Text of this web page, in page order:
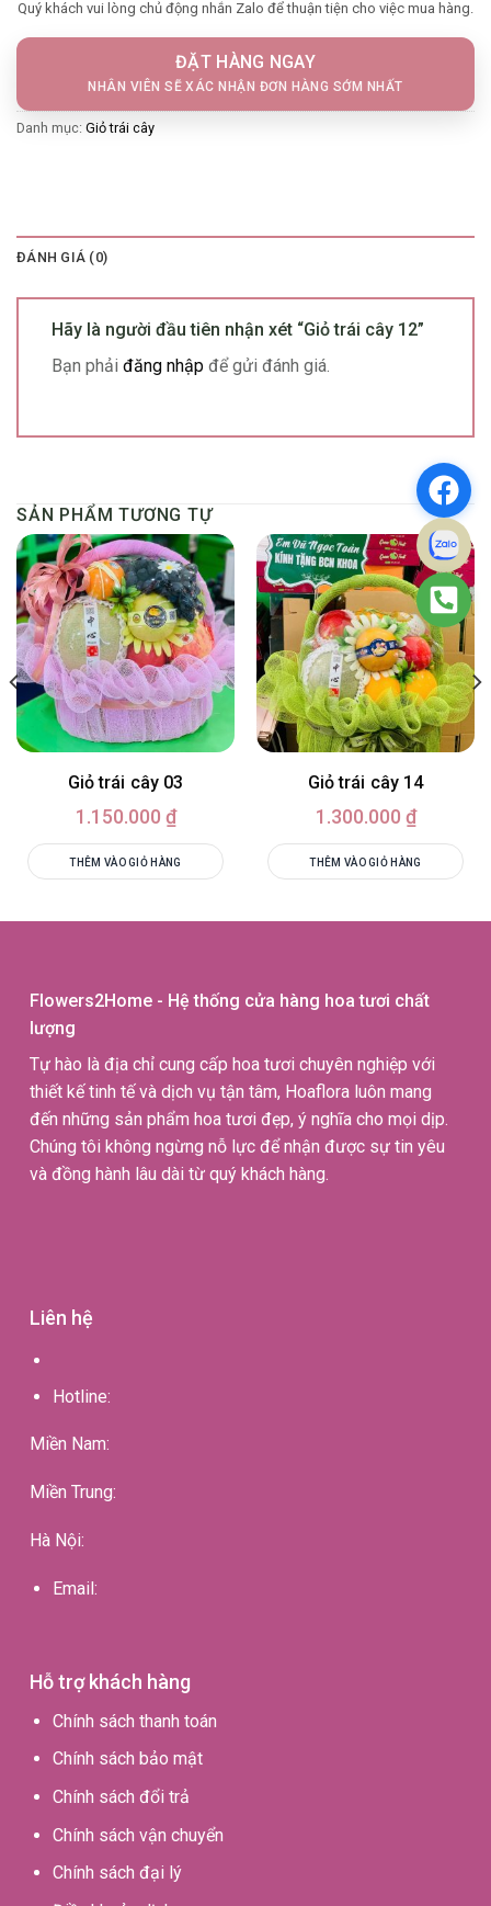
Quý khách vui lòng chủ động nhắn Zalo để thuận tiện cho việc mua hàng.
ĐẶT HÀNG NGAY
NHÂN VIÊN SẼ XÁC NHẬN ĐƠN HÀNG SỚM NHẤT
Danh mục: Giỏ trái cây
ĐÁNH GIÁ (0)
Hãy là người đầu tiên nhận xét “Giỏ trái cây 12”
Bạn phải đăng nhập để gửi đánh giá.
SẢN PHẨM TƯƠNG TỰ
Giỏ trái cây 03
1.150.000 ₫
THÊM VÀO GIỎ HÀNG
Giỏ trái cây 14
1.300.000 ₫
THÊM VÀO GIỎ HÀNG
Flowers2Home - Hệ thống cửa hàng hoa tươi chất
lượng
Tự hào là địa chỉ cung cấp hoa tươi chuyên nghiệp với
thiết kế tinh tế và dịch vụ tận tâm, Hoaflora luôn mang
đến những sản phẩm hoa tươi đẹp, ý nghĩa cho mọi dịp.
Chúng tôi không ngừng nỗ lực để nhận được sự tin yêu
và đồng hành lâu dài từ quý khách hàng.
Liên hệ
Hotline:
Miền Nam:
Miền Trung:
Hà Nội:
Email:
Hỗ trợ khách hàng
Chính sách thanh toán
Chính sách bảo mật
Chính sách đổi trả
Chính sách vận chuyển
Chính sách đại lý